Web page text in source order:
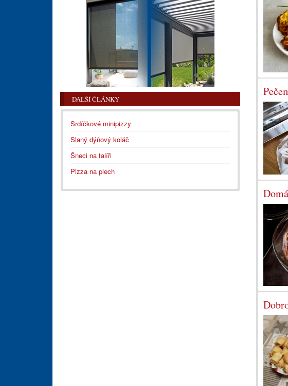
DALŠÍ ČLÁNKY
Srdíčkové minipizzy
Slaný dýňový koláč
Šneci na talíři
Pizza na plech